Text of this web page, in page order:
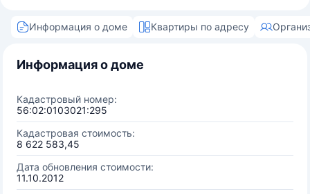
Информация о доме Квартиры по адресу
Информация о доме
Кадастровый номер:
56:02:0103021:295
Кадастровая стоимость:
8 622 583,45
Дата обновления стоимости:
11.10.2012